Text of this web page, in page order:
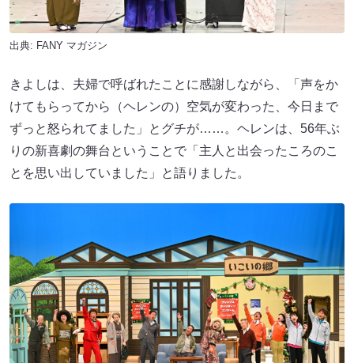
出典: FANY マガジン
きよしは、夫婦で呼ばれたことに感謝しながら、「声をか
けてもらってから（ヘレンの）空気が変わった、今日まで
ずっと怒られてました」とグチが……。ヘレンは、56年ぶ
りの新喜劇の舞台ということで「主人と出会ったころのこ
とを思い出していました」と語りました。